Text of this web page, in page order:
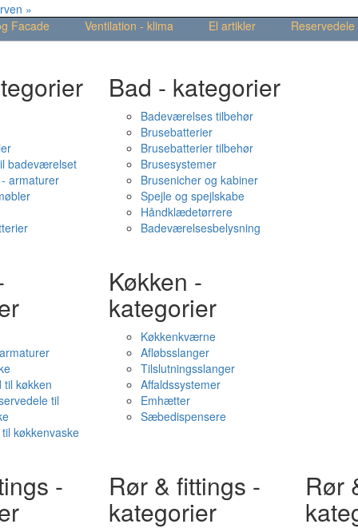
»
Facade Ventilation - klima El artikler
Reservedele
badeværelset
armaturer
Bad - kategorier
Badeværelses tilbehør
Brusebatterier
Brusebatterier tilbehør
Brusesystemer
Brusenicher og kabiner
Spejle og spejlskabe
Håndklædetørrere
Badeværelsesbelysning
til køkken
til
køkkenvaske
Køkken -
kategorier
Køkkenkværne
Afløbsslanger
Tilslutningsslanger
Affaldssystemer
Emhætter
Sæbedispensere
- Rør & fittings -
kategorier
Rør